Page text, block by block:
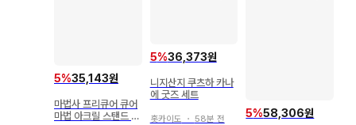
5%35,143원
마법사 프리큐어 큐어
마법 아크릴 스탠드 하
5%36,373원
니지산지 쿠츠하 카나
에 굿즈 세트
홋카이도 ・ 58분 전 5%58,306원